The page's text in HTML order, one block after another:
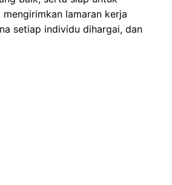
lamaran kerja
setiap individu dihargai, dan